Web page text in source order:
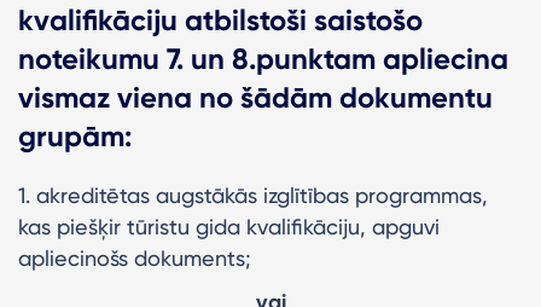
kvalifikāciju atbilstoši saistošo
noteikumu 7. un 8.punktam apliecina
vismaz viena no šādām dokumentu
grupām:
1. akreditētas augstākās izglītības programmas,
kas piešķir tūristu gida kvalifikāciju, apguvi
apliecinošs dokuments;